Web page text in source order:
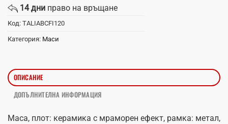
14 дни право на връщане
Код: TALIABCFI120
Категория: Маси
ОПИСАНИЕ
ДОПЪЛНИТЕЛНА ИНФОРМАЦИЯ
Маса, плот: керамика с мраморен ефект, рамка: метал,